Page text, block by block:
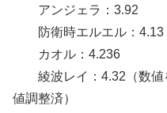
アンジェラ：3.92
防衛時エルエル：4.13
カオル：4.236
綾波レイ：4.32（数値
値調整済）